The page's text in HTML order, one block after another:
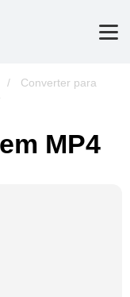
/
Converter para
MP4